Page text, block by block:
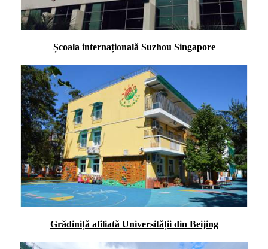
Școala internațională Suzhou Singapore
Grădiniță afiliată Universității din Beijing